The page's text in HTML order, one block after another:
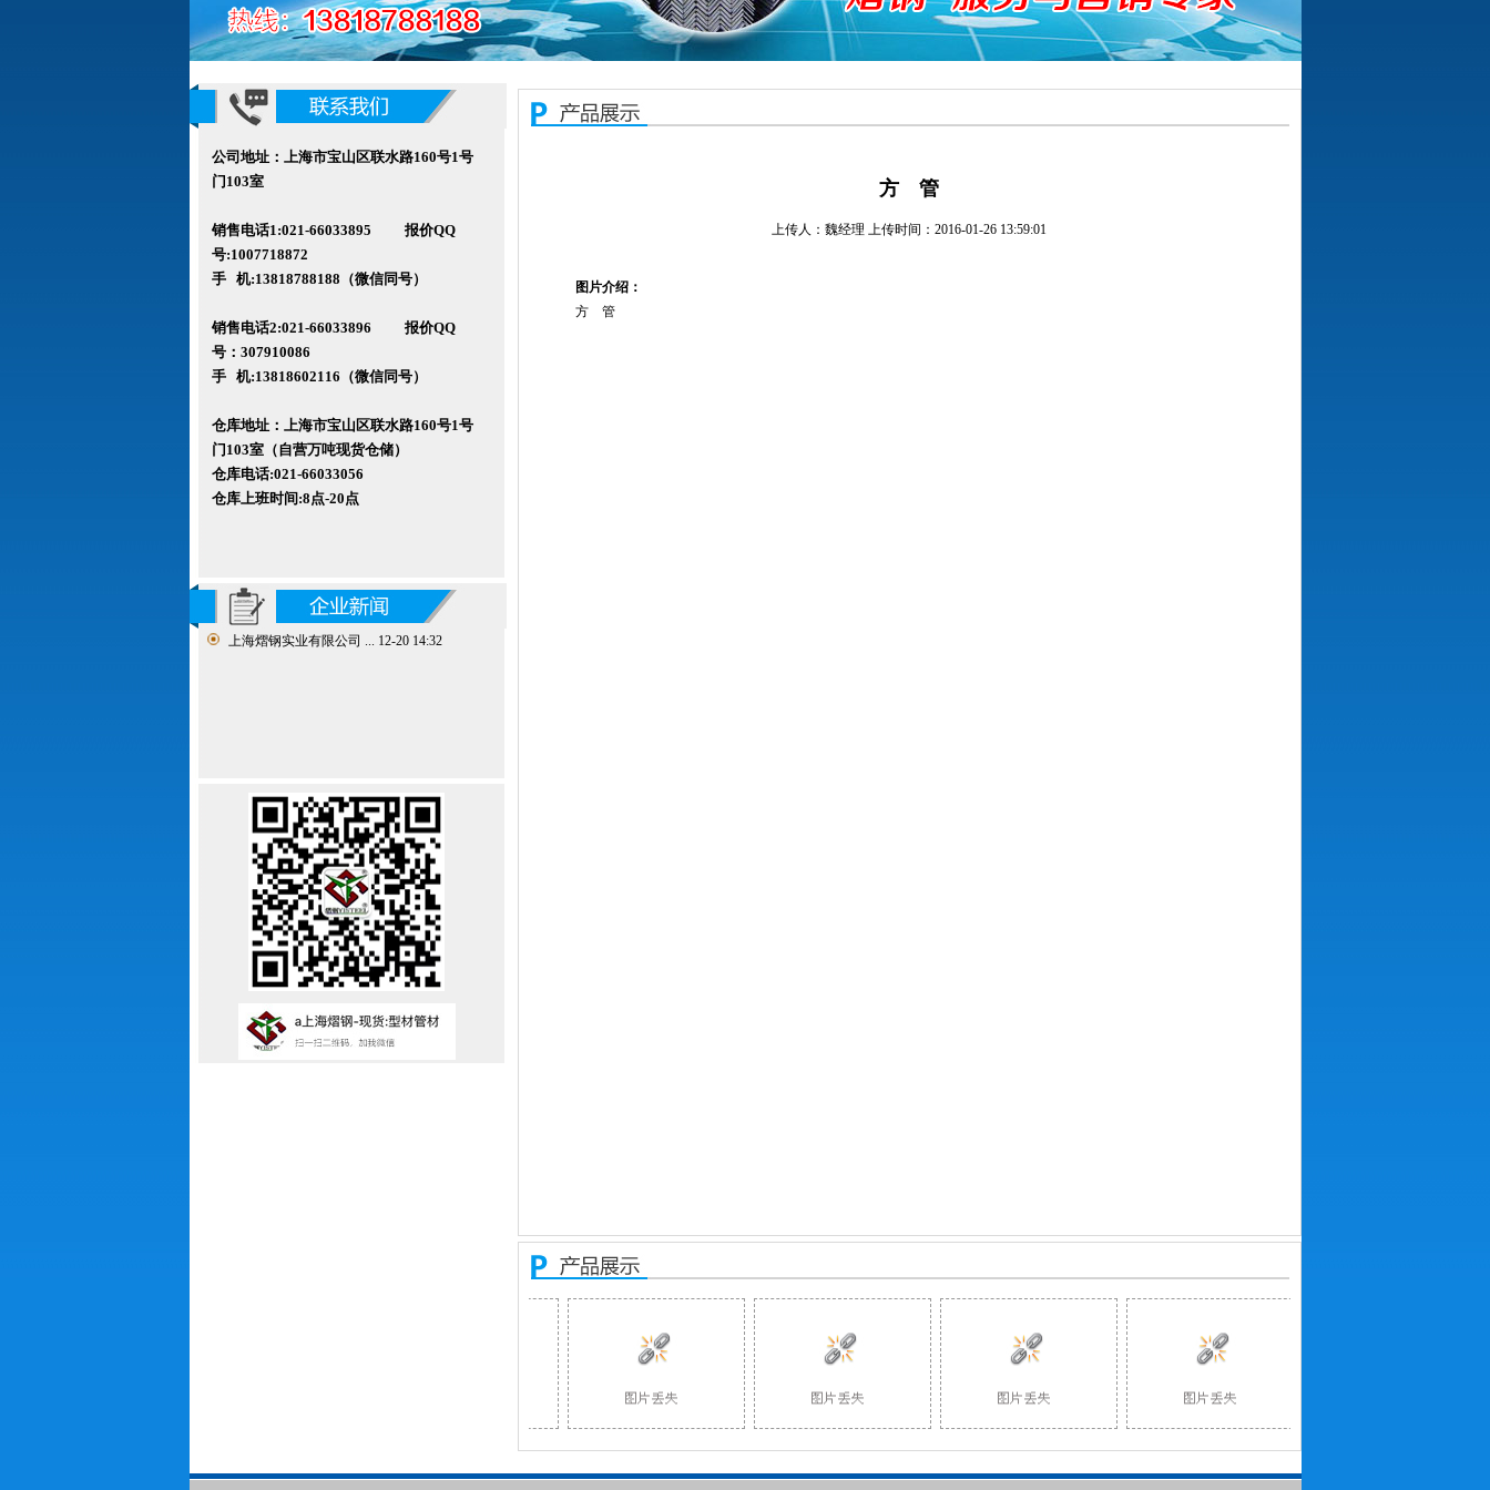
公司地址：上海市宝山区联水路160号1号
门103室
销售电话1:021-66033895 报价QQ
号:1007718872
手 机:13818788188（微信同号）
销售电话2:021-66033896 报价QQ
号：307910086
手 机:13818602116 （微信同号）
仓库地址：上海市宝山区联水路160号1号
门103室（自营万吨现货仓储）
仓库电话:021-66033056
仓库上班时间:8点-20点
上海熠钢实业有限公司 ... 12-20 14:32
方 管
上传人：魏经理 上传时间：2016-01-26 13:59:01
图片介绍：
方 管